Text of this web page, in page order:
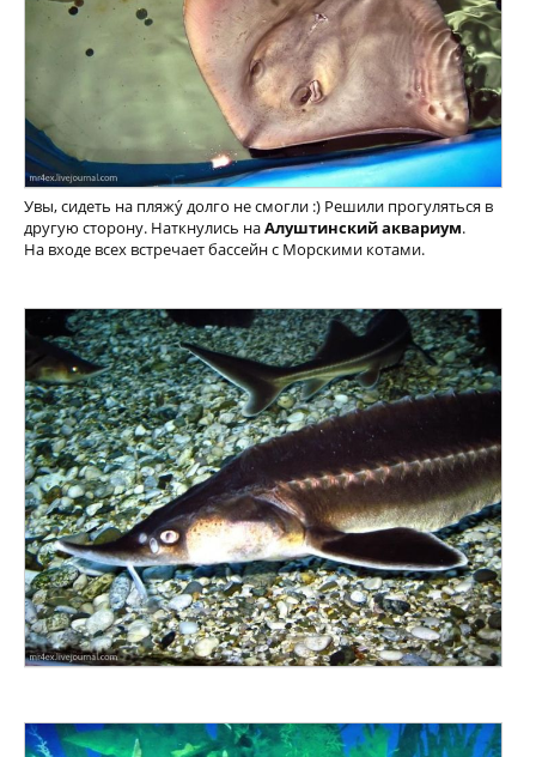
Увы, сидеть на пляжу́ долго не смогли :) Решили прогуляться в
другую сторону. Наткнулись наАлуштинский аквариум.
На входе всех встречает бассейн с Морскими котами.